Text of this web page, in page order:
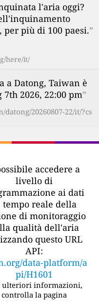
l'aria oggi?
più di 100 paesi.”
here/it/
a Datong, Taiwan è
2026, 22:00 pm”
20260807-22/it/?cs
accedere a
livello di
ai dati
reale della
di monitoraggio
qualità dell'aria
questo URL
API:
data-platform/a
pi/H1601
ulteriori informazioni,
controlla la pagina